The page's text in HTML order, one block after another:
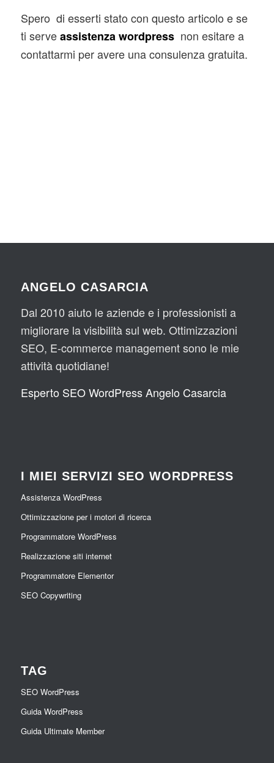
Spero di esserti stato con questo articolo e se
ti serveassistenza wordpress non esitare a
contattarmi per avere una consulenza gratuita.
ANGELO CASARCIA
Dal 2010 aiuto le aziende e i professionisti a
migliorare la visibilità sul web. Ottimizzazioni
SEO, E-commerce management sono le mie
attività quotidiane!
Esperto SEO WordPress Angelo Casarcia
I MIEI SERVIZI SEO WORDPRESS
Assistenza WordPress
Ottimizzazione per i motori di ricerca
Programmatore WordPress
Realizzazione siti internet
Programmatore Elementor
SEO Copywriting
TAG
SEO WordPress
Guida WordPress
Guida Ultimate Member